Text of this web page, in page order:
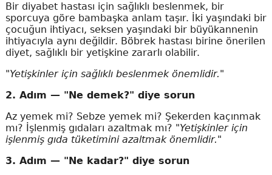
Bir diyabet hastası için sağlıklı beslenmek, bir
sporcuya göre bambaşka anlam taşır. İki yaşındaki bir
çocuğun ihtiyacı, seksen yaşındaki bir büyükannenin
ihtiyacıyla aynı değildir. Böbrek hastası birine önerilen
diyet, sağlıklı bir yetişkine zararlı olabilir.
"Yetişkinler için sağlıklı beslenmek önemlidir."
2. Adım — "Ne demek?" diye sorun
Az yemek mi? Sebze yemek mi? Şekerden kaçınmak
mı? İşlenmiş gıdaları azaltmak mı? "Yetişkinler için
işlenmiş gıda tüketimini azaltmak önemlidir."
3. Adım — "Ne kadar?" diye sorun